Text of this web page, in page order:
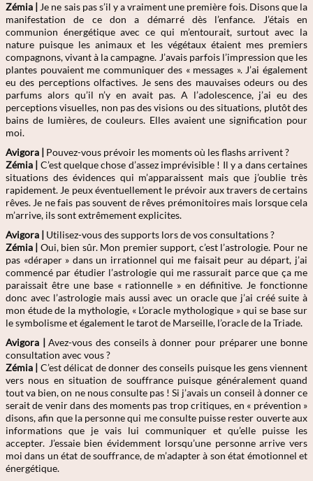
Zémia | Je ne sais pas s’il y a vraiment une première fois. Disons que la
manifestation de ce don a démarré dès l’enfance. J’étais en
communion énergétique avec ce qui m’entourait, surtout avec la
nature puisque les animaux et les végétaux étaient mes premiers
compagnons, vivant à la campagne. J’avais parfois l’impression que les
plantes pouvaient me communiquer des « messages ». J’ai également
eu des perceptions olfactives. Je sens des mauvaises odeurs ou des
parfums alors qu’il n’y en avait pas. A l’adolescence, j’ai eu des
perceptions visuelles, non pas des visions ou des situations, plutôt des
bains de lumières, de couleurs. Elles avaient une signification pour
moi.
Avigora | Pouvez-vous prévoir les moments où les flashs arrivent ?
Zémia | C’est quelque chose d’assez imprévisible ! Il y a dans certaines
situations des évidences qui m’apparaissent mais que j’oublie très
rapidement. Je peux éventuellement le prévoir aux travers de certains
rêves. Je ne fais pas souvent de rêves prémonitoires mais lorsque cela
m’arrive, ils sont extrêmement explicites.
Avigora | Utilisez-vous des supports lors de vos consultations ?
Zémia | Oui, bien sûr. Mon premier support, c’est l’astrologie. Pour ne
pas «déraper » dans un irrationnel qui me faisait peur au départ, j’ai
commencé par étudier l’astrologie qui me rassurait parce que ça me
paraissait être une base « rationnelle » en définitive. Je fonctionne
donc avec l’astrologie mais aussi avec un oracle que j’ai créé suite à
mon étude de la mythologie, « L’oracle mythologique » qui se base sur
le symbolisme et également le tarot de Marseille, l’oracle de la Triade.
Avigora | Avez-vous des conseils à donner pour préparer une bonne
consultation avec vous ?
Zémia | C’est délicat de donner des conseils puisque les gens viennent
vers nous en situation de souffrance puisque généralement quand
tout va bien, on ne nous consulte pas ! Si j’avais un conseil à donner ce
serait de venir dans des moments pas trop critiques, en « prévention »
disons, afin que la personne qui me consulte puisse rester ouverte aux
informations que je vais lui communiquer et qu’elle puisse les
accepter. J’essaie bien évidemment lorsqu’une personne arrive vers
moi dans un état de souffrance, de m’adapter à son état émotionnel et
énergétique.